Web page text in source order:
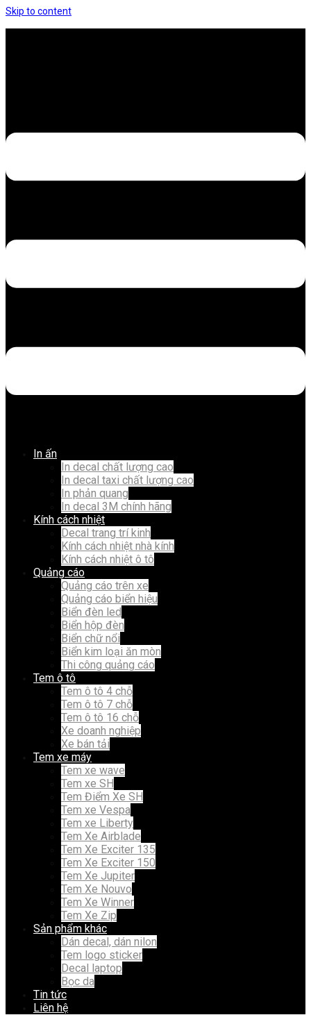
Skip to content
In ấn
In decal chất lượng cao
In decal taxi chất lượng cao
In phản quang
In decal 3M chính hãng
Kính cách nhiệt
Decal trang trí kinh
Kính cách nhiệt nhà kính
Kính cách nhiệt ô tô
Quảng cáo
Quảng cáo trên xe
Quảng cáo biển hiệu
Biển đèn led
Biển hộp đèn
Biển chữ nổi
Biển kim loại ăn mòn
Thi công quảng cáo
Tem ô tô
Tem ô tô 4 chỗ
Tem ô tô 7 chỗ
Tem ô tô 16 chỗ
Xe doanh nghiệp
Xe bán tải
Tem xe máy
Tem xe wave
Tem xe SH
Tem Điểm Xe SH
Tem xe Vespa
Tem xe Liberty
Tem Xe Airblade
Tem Xe Exciter 135
Tem Xe Exciter 150
Tem Xe Jupiter
Tem Xe Nouvo
Tem Xe Winner
Tem Xe Zip
Sản phẩm khác
Dán decal, dán nilon
Tem logo sticker
Decal laptop
Bọc da
Tin tức
Liên hệ